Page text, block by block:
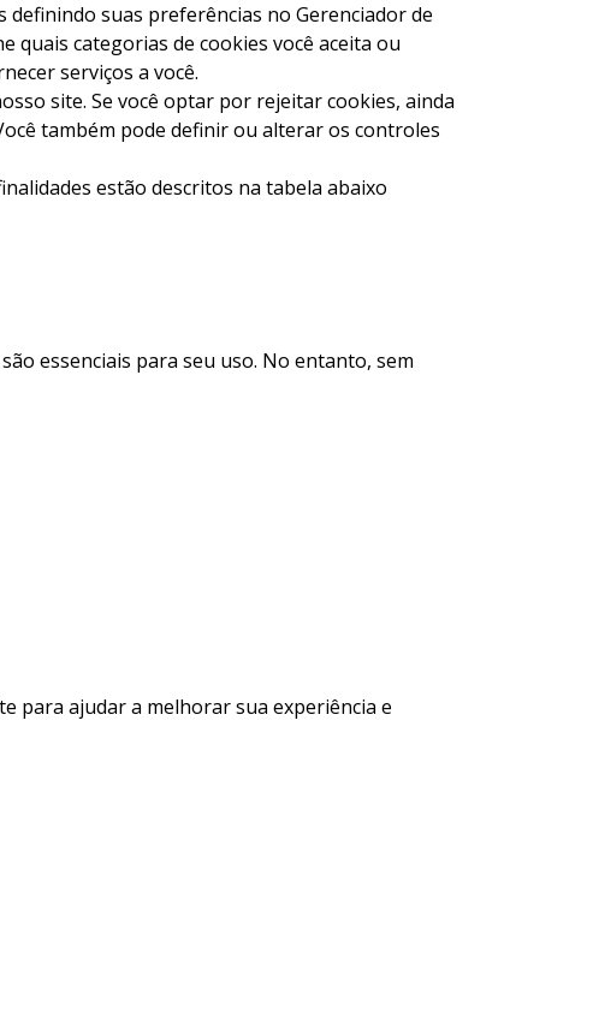
definindo suas preferências no Gerenciador de
quais categorias de cookies você aceita ou
serviços a você.
site. Se você optar por rejeitar cookies, ainda
também pode definir ou alterar os controles
estão descritos na tabela abaixo
essenciais para seu uso. No entanto, sem
para ajudar a melhorar sua experiência e